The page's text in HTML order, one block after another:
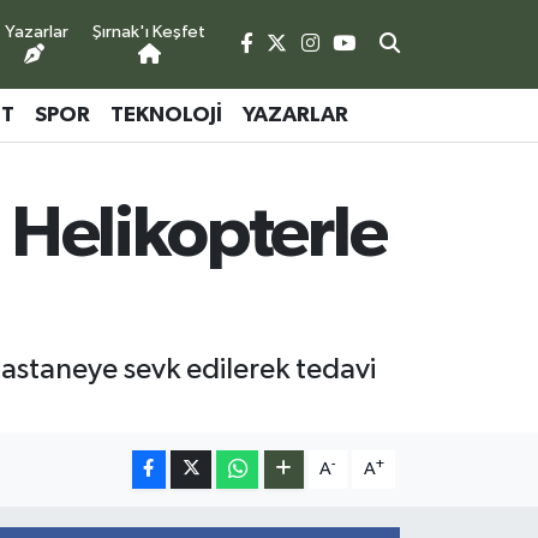
Yazarlar Şırnak'ı Keşfet
SPOR TEKNOLOJI YAZARLAR
Helikopterle
sevk edilerek tedavi
A- A+